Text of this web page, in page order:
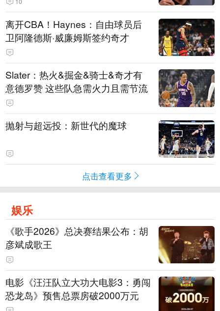
离开CBA！Haynes：自由球员后
卫阿隆德斯·威廉姆斯签约奇才
Slater：热火&掘金&骑士&奇才有
意德罗赞 这些队急需火力且需节流
抛射与超远投：新世代的魔球
点击查看更多
娱乐
《歌手2026》总决赛结果公布：胡
彦斌成歌王
电影《汪汪队立大功大电影3：勇闯
恐龙岛》预售总票房破2000万元